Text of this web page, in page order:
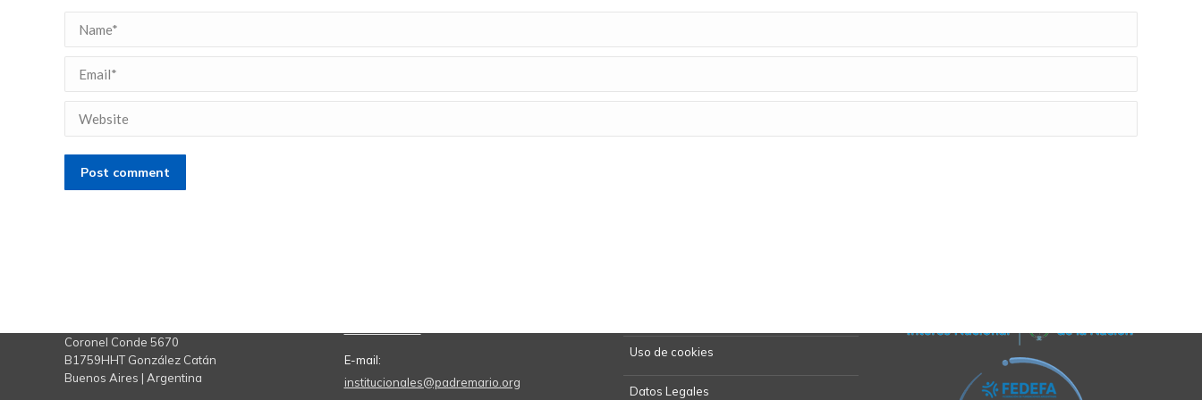
Name *
Email *
Website
Post comment
Coronel Conde 5670
B1759HHT González Catán
Buenos Aires | Argentina
E-mail:
institucionales@padremario.org
Uso de cookies
Datos Legales